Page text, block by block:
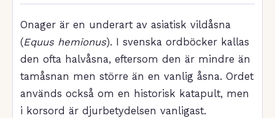
Onager är en underart av asiatisk vildåsna
(Equus hemionus). I svenska ordböcker kallas
den ofta halvåsna, eftersom den är mindre än
tamåsnan men större än en vanlig åsna. Ordet
används också om en historisk katapult, men
i korsord är djurbetydelsen vanligast.